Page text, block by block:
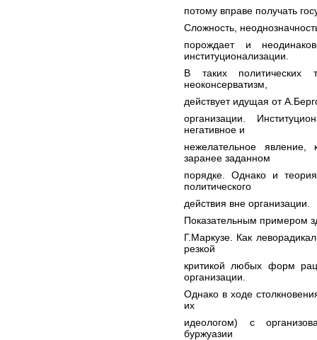
потому вправе получать
Сложность,
порождает и
институционализации.
В таких политических
неоконсерватизм,
действует идущая от
организации.
негативное и
нежелательное
заранее заданном
порядке. Однако и
политического
действия вне организации.
Показательным примером
Г.Маркузе. Как
резкой
критикой любых форм
организации.
Однако в ходе
их
идеологом) с
буржуазии